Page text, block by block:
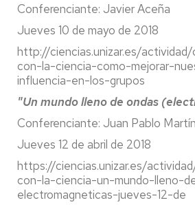
Conferenciante: Javier Aceña
Jueves 10 de mayo de 2018
http://ciencias.unizar.es/
con-la-ciencia-como-mejorar-
influencia-en-los-grupos
"Un mundo lleno de ondas
Conferenciante: Juan Pablo
Jueves 12 de abril de 2018
https://ciencias.unizar.es/
con-la-ciencia-un-mundo-lleno-
electromagneticas-jueves-12-de